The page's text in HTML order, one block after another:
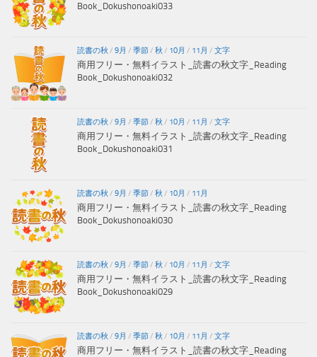
Book_Dokushonoaki033
読書の秋 / 9月 / 季節/ 秋 / 10月 / 11月 / 文字
商用フリー・無料イラスト_読書の秋文字_Reading
Book_Dokushonoaki032
読書の秋 / 9月 / 季節/ 秋 / 10月 / 11月 / 文字
商用フリー・無料イラスト_読書の秋文字_Reading
Book_Dokushonoaki031
読書の秋 / 9月 / 季節/ 秋 / 10月 / 11月
商用フリー・無料イラスト_読書の秋文字_Reading
Book_Dokushonoaki030
読書の秋 / 9月 / 季節/ 秋 / 10月 / 11月 / 文字
商用フリー・無料イラスト_読書の秋文字_Reading
Book_Dokushonoaki029
読書の秋 / 9月 / 季節/ 秋 / 10月 / 11月 / 文字
商用フリー・無料イラスト_読書の秋文字_Reading